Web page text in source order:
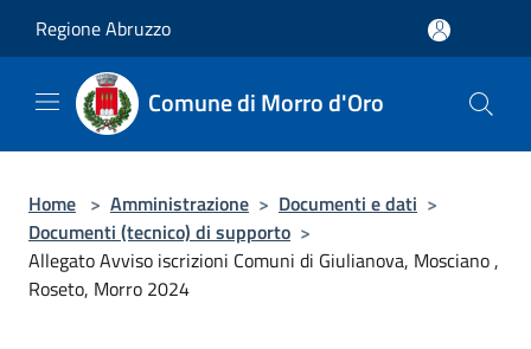
Regione Abruzzo
Comune di Morro d'Oro
Home > Amministrazione > Documenti e dati >
Documenti (tecnico) di supporto >
Allegato Avviso iscrizioni Comuni di Giulianova, Mosciano ,
Roseto, Morro 2024